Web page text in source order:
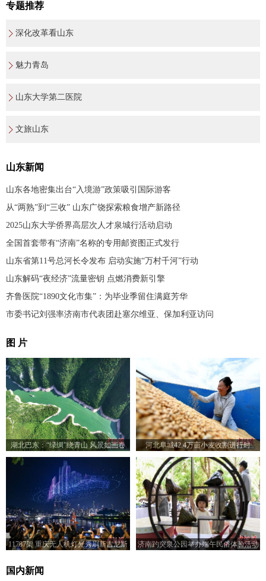
专题推荐
深化改革看山东
魅力青岛
山东大学第二医院
文旅山东
山东新闻
山东各地密集出台“入境游”政策吸引国际游客
从“两熟”到“三收” 山东广饶探索粮食增产新路径
2025山东大学侨界高层次人才泉城行活动启动
全国首套带有“济南”名称的专用邮资图正式发行
山东省第11号总河长令发布 启动实施“万村千河”行动
山东解码“夜经济”流量密钥 点燃消费新引擎
齐鲁医院“1890文化市集”：为毕业季留住满庭芳华
市委书记刘强率济南市代表团赴塞尔维亚、保加利亚访问
图 片
湖北巴东：“绿绸”绕青山 风景如画卷 河北阜城42.4万亩小麦收割进行时
11787架 重庆无人机灯光秀刷新吉尼斯
济南趵突泉公园举办端午民俗体验活动
国内新闻